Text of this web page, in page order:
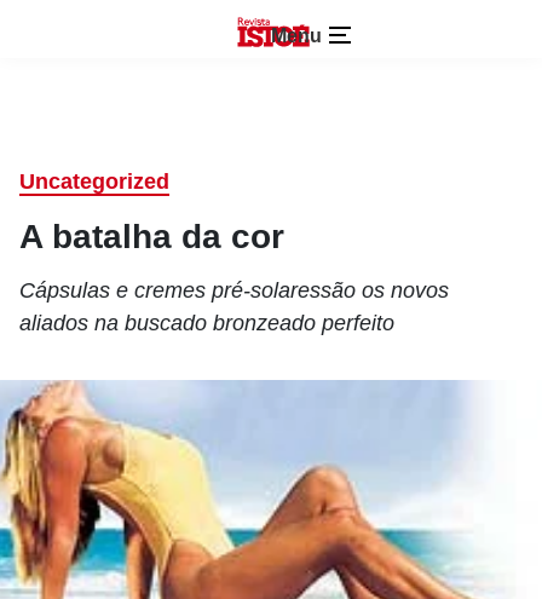
Menu
Uncategorized
A batalha da cor
Cápsulas e cremes pré-solaressão os novos
aliados na buscado bronzeado perfeito